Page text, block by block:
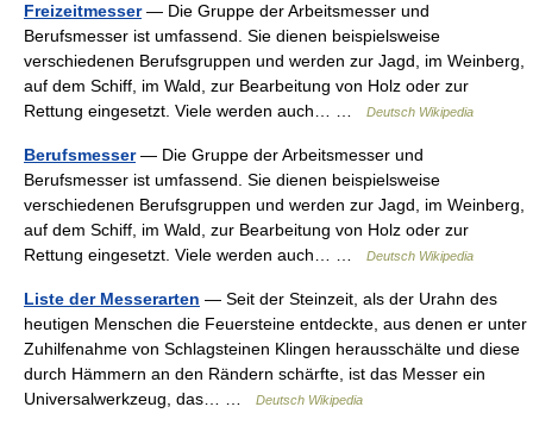
Freizeitmesser— Die Gruppe der Arbeitsmesser und
Berufsmesser ist umfassend. Sie dienen beispielsweise
verschiedenen Berufsgruppen und werden zur Jagd, im Weinberg,
auf dem Schiff, im Wald, zur Bearbeitung von Holz oder zur
Rettung eingesetzt. Viele werden auch… …
Deutsch Wikipedia
Berufsmesser— Die Gruppe der Arbeitsmesser und
Berufsmesser ist umfassend. Sie dienen beispielsweise
verschiedenen Berufsgruppen und werden zur Jagd, im Weinberg,
auf dem Schiff, im Wald, zur Bearbeitung von Holz oder zur
Rettung eingesetzt. Viele werden auch… …
Deutsch Wikipedia
Liste der Messerarten — Seit der Steinzeit, als der Urahn des
heutigen Menschen die Feuersteine entdeckte, aus denen er unter
Zuhilfenahme von Schlagsteinen Klingen herausschälte und diese
durch Hämmern an den Rändern schärfte, ist das Messer ein
Universalwerkzeug, das… …
Deutsch Wikipedia